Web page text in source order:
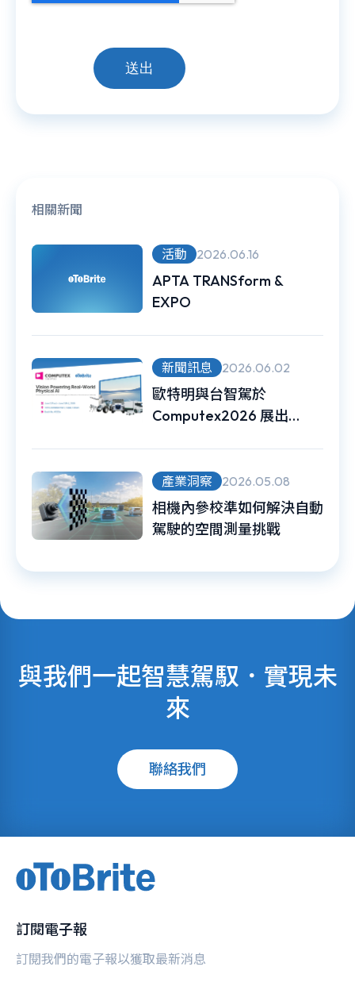
送出
相關新聞
活動 2026.06.16
APTA TRANSform &
EXPO
新聞訊息 2026.06.02
歐特明與台智駕於
Computex2026 展出
界感知力
產業洞察 2026.05.08
相機內參校準如何解決自動
駕駛的空間測量挑戰
與我們一起智慧駕馭．實現未
來
聯絡我們
訂閱電子報
訂閱我們的電子報以獲取最新消息